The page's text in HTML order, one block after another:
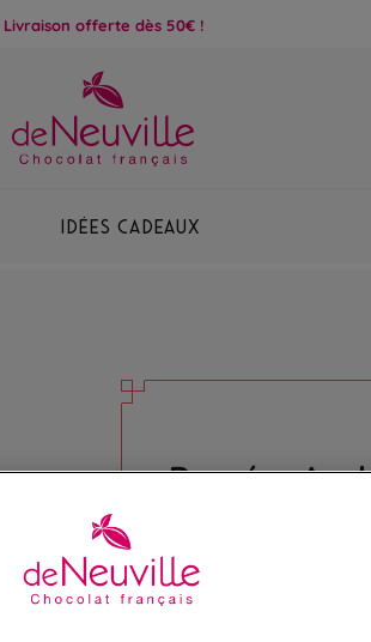
Livraison offerte dès 50€ !
Idées Cadeaux
Dragées
106,00 €
Poids 1 000g